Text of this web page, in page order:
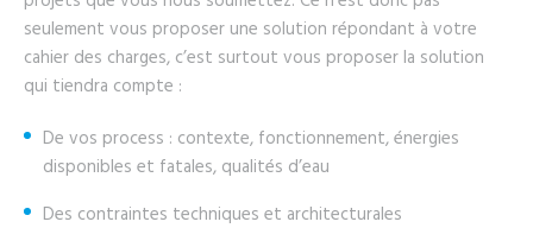
seulement vous proposer une solution répondant à votre
cahier des charges, c’est surtout vous proposer la solution
qui tiendra compte :
De vos process : contexte, fonctionnement, énergies
disponibles et fatales, qualités d’eau
Des contraintes techniques et architecturales